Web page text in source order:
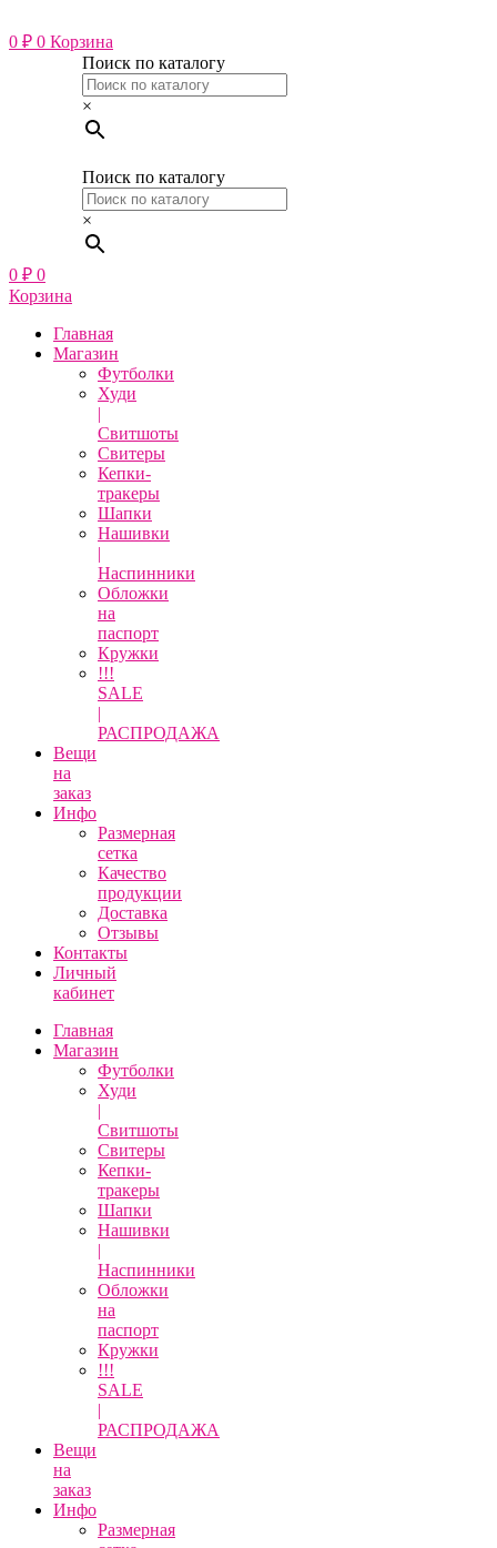
к
содержимому
0 ₽ 0 Корзина
Поиск по каталогу
×
Поиск по каталогу
×
0 ₽ 0
Корзина
Главная
Магазин
Футболки
Худи
|
Свитшоты
Свитеры
Кепки-
тракеры
Шапки
Нашивки
|
Наспинники
Обложки
на
паспорт
Кружки
!!!
SALE
|
РАСПРОДАЖА
Вещи
на
заказ
Инфо
Размерная
сетка
Качество
продукции
Доставка
Отзывы
Контакты
Личный
кабинет
Главная
Магазин
Футболки
Худи
|
Свитшоты
Свитеры
Кепки-
тракеры
Шапки
Нашивки
|
Наспинники
Обложки
на
паспорт
Кружки
!!!
SALE
|
РАСПРОДАЖА
Вещи
на
заказ
Инфо
Размерная